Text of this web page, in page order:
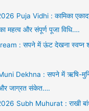
Puja Vidhi : कामिका
महत्व और संपूर्ण पूजा विधि….
: सपने में ऊंट देखना स्वप्न
Dekhna : सपने में ऋषि-मुनि
जाग्रत संकेत….
Subh Muhurat : राखी